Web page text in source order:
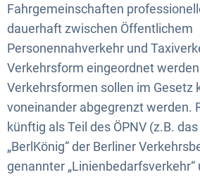
Fahrgemeinschaften
dauerhaft zwischen Öffentlichem
Personennahverkehr und
Verkehrsform eingeordnet
Verkehrsformen sollen im Gesetz
voneinander abgegrenzt werden.
künftig als Teil des ÖPNV (z.B.
„BerlKönig“ der Berliner
genannter